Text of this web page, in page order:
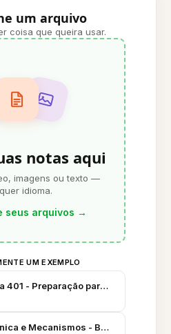
um arquivo
coisa que queira usar.
notas aqui
imagens ou texto —
idioma.
seus arquivos →
UM EXEMPLO
401 - Preparação para Exame
e Mecanismos - Banco de